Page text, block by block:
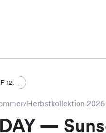
12.–
Herbstkollektion 2026
—